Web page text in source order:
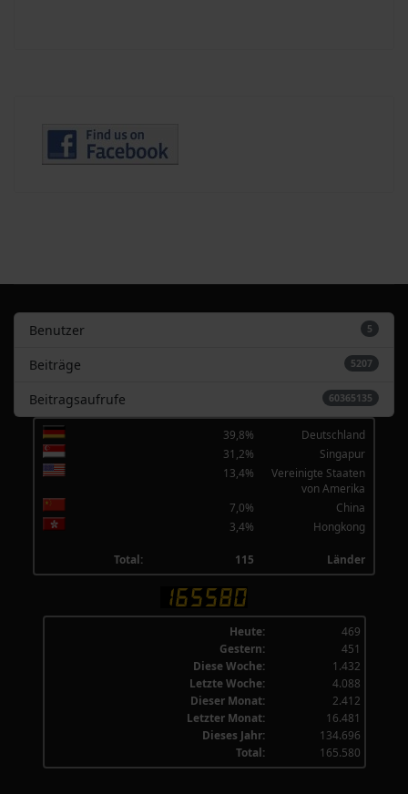
Benutzer 5
Beiträge 5207
Beitragsaufrufe 60365135
39,8%
Deutschland
31,2%
Singapur
13,4%
Vereinigte Staaten
von Amerika
7,0%
China
3,4%
Hongkong
Total: 115 Länder
Heute:
469
Gestern:
451
Diese Woche:
1.432
Letzte Woche:
4.088
Dieser Monat:
2.412
Letzter Monat:
16.481
Dieses Jahr:
134.696
Total:
165.580